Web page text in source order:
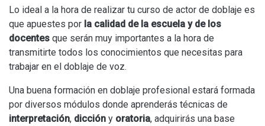
Lo ideal a la hora de realizar tu curso de actor de doblaje es
que apuestes por la calidad de la escuela y de los
docentes que serán muy importantes a la hora de
transmitirte todos los conocimientos que necesitas para
trabajar en el doblaje de voz.
Una buena formación en doblaje profesional estará formada
por diversos módulos donde aprenderás técnicas de
interpretación, dicción y oratoria, adquirirás una base